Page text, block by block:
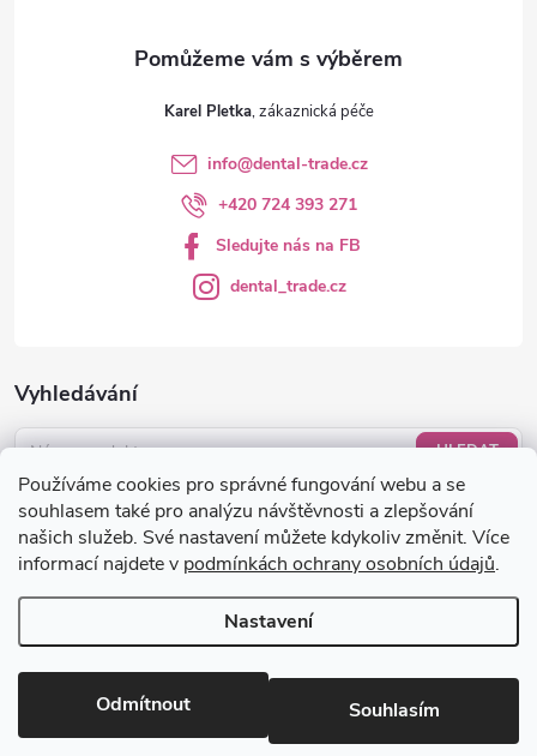
Používáme cookies pro správné fungování webu a se
souhlasem také pro analýzu návštěvnosti a zlepšování
našich služeb. Své nastavení můžete kdykoliv změnit. Více
informací najdete v podmínkách ochrany osobních údajů.
Nastavení
Odmítnout Souhlasím
Vyhledávání
HLEDAT
Nákupní košík
0KS /0 KČ
Karel Pletka
info@dental-trade.cz
+420 724 393 271
Sledujte nás na FB
dental_trade.cz
Copyright 2026dental-trade.cz. Všechna práva vyhrazena.Upravit
nastavení cookies